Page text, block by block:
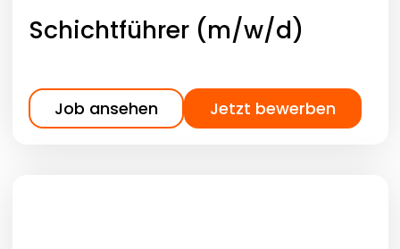
Schichtführer (m/w/d)
Job ansehen Jetzt bewerben